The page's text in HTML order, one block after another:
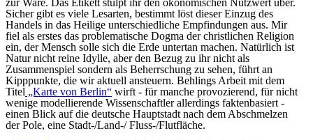
Sicher gibt es viele Lesarten, bestimmt löst dieser Einzug des
Handels in das Heilige unterschiedliche Empfindungen aus. Mir
fiel als erstes das problematische Dogma der christlichen Religion
ein, der Mensch solle sich die Erde untertan machen. Natürlich ist
Natur nicht reine Idylle, aber den Bezug zu ihr nicht als
Zusammenspiel sondern als Beherrschung zu sehen, führt an
Kipppunkte, die wir aktuell ansteuern. Behlings Arbeit mit dem
Titel „Karte von Berlin“ wirft - für manche provozierend, für nicht
wenige modellierende Wissenschaftler allerdings faktenbasiert -
einen Blick auf die deutsche Hauptstadt nach dem Abschmelzen
der Pole, eine Stadt-/Land-/ Fluss-/Flutfläche.